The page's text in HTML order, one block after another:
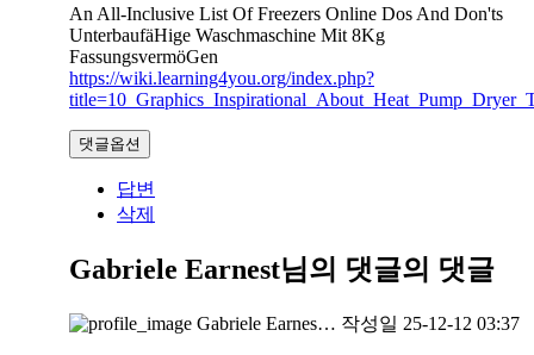
An All-Inclusive List Of Freezers Online Dos And Don'ts
UnterbaufäHige Waschmaschine Mit 8Kg
FassungsvermöGen
https://wiki.learning4you.org/index.php?
댓글옵션
답변
삭제
Gabriele Earnest님의 댓글의 댓글
Gabriele Earnes… 작성일 25-12-12 03:37